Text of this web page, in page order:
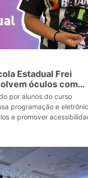
Estadual Frei
óculos com
pessoas com
por alunos do curso
programação e
e promover